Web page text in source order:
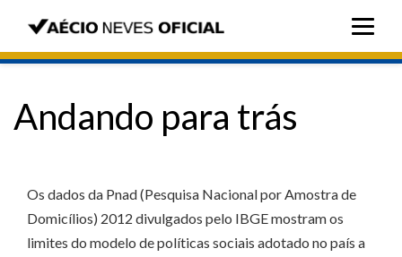
Andando para trás
Os dados da Pnad (Pesquisa Nacional por Amostra de
Domicílios) 2012 divulgados pelo IBGE mostram os
limites do modelo de políticas sociais adotado no país a